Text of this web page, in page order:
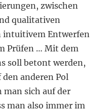
zwischen
qualitativen
intuitivem Entwerfen
Prüfen … Mit dem
soll betont werden,
anderen Pol
man sich auf der
man also immer im